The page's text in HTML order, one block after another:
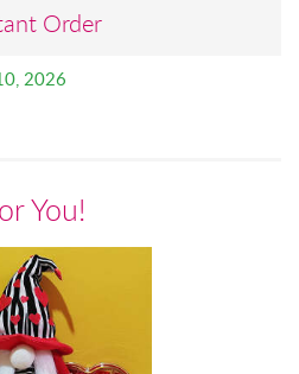
Order
2026
You!